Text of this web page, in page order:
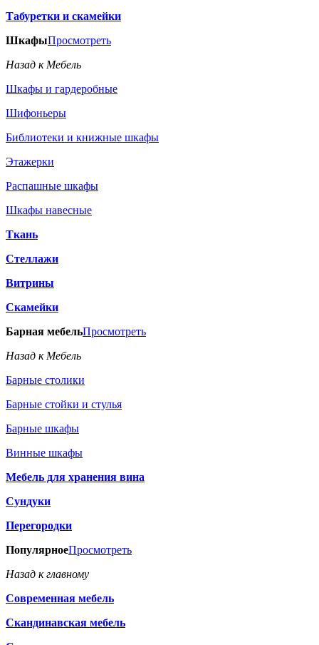
Табуретки и скамейки
ШкафыПросмотреть
Назад к Мебель
Шкафы и гардеробные
Шифоньеры
Библиотеки и книжные шкафы
Этажерки
Распашные шкафы
Шкафы навесные
Ткань
Стеллажи
Витрины
Скамейки
Барная мебельПросмотреть
Назад к Мебель
Барные столики
Барные стойки и стулья
Барные шкафы
Винные шкафы
Мебель для хранения вина
Сундуки
Перегородки
ПопулярноеПросмотреть
Назад к главному
Современная мебель
Скандинавская мебель